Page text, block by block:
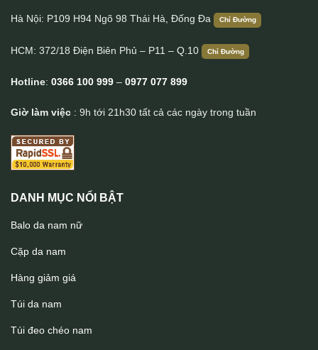
Túi da đeo chéo Lano nhỏ gọn tiện lợi KT153
Hà Nội: P109 H94 Ngõ 98 Thái Hà, Đống Đa Chỉ Đường
HCM: 372/18 Điện Biên Phủ – P11 – Q.10 Chỉ Đường
Hotline: 0366 100 999 – 0977 077 899
Giờ làm việc : 9h tới 21h30 tất cả các ngày trong tuần
DANH MỤC NỔI BẬT
Balo da nam nữ
Cặp da nam
Hàng giảm giá
Túi da nam
Túi đeo chéo nam